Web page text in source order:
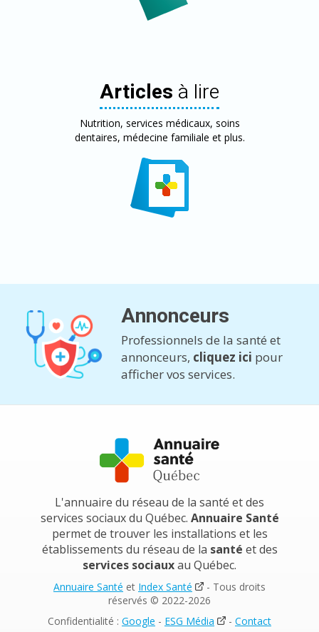
Articles à lire
Nutrition, services médicaux, soins
dentaires, médecine familiale et plus.
Annonceurs
Professionnels de la santé et
annonceurs, cliquez ici pour
afficher vos services.
L'annuaire du réseau de la santé et des
services sociaux du Québec. Annuaire Santé
permet de trouver les installations et les
établissements du réseau de la santé et des
services sociauxau Québec.
Annuaire Santé et Index Santé
- Tous droits
réservés © 2022-2026
Confidentialité : Google - ESG Média - Contact